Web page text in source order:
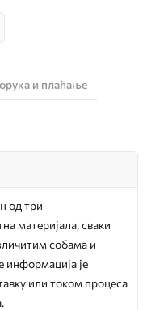
и плаћање
од три
материјала, сваки
собама и
информација је
или током процеса